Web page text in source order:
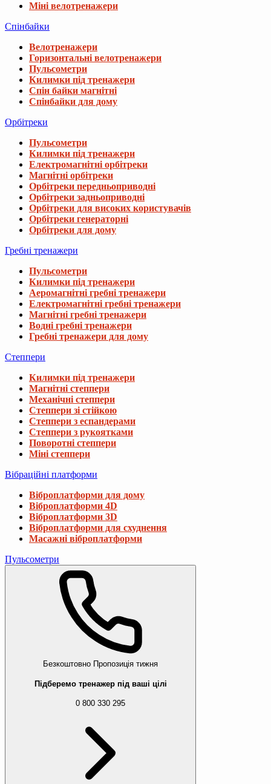
Міні велотренажери
Спінбайки
Велотренажери
Горизонтальні велотренажери
Пульсометри
Килимки під тренажери
Спін байки магнітні
Спінбайки для дому
Орбітреки
Пульсометри
Килимки під тренажери
Електромагнітні орбітреки
Магнітні орбітреки
Орбітреки передньоприводні
Орбітреки задньоприводні
Орбітреки для високих користувачів
Орбітреки генераторні
Орбітреки для дому
Гребні тренажери
Пульсометри
Килимки під тренажери
Аеромагнітні гребні тренажери
Електромагнітні гребні тренажери
Магнітні гребні тренажери
Водні гребні тренажери
Гребні тренажери для дому
Степпери
Килимки під тренажери
Магнітні степпери
Механічні степпери
Степпери зі стійкою
Степпери з еспандерами
Степпери з рукоятками
Поворотні степпери
Міні степпери
Вібраційні платформи
Віброплатформи для дому
Віброплатформи 4D
Віброплатформи 3D
Віброплатформи для схуднення
Масажні віброплатформи
Пульсометри
Безкоштовно Пропозиція тижня
Підберемо тренажер під ваші цілі
0 800 330 295